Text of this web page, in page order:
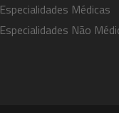
Especialidades Médicas
Especialidades Não